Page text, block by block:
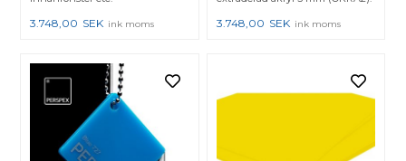
3.748,00 SEK ink moms 3.748,00 SEK ink moms